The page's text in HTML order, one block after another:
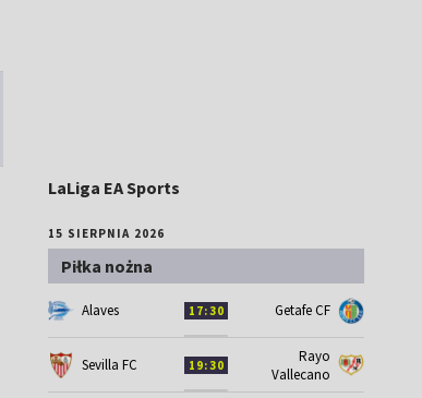
LaLiga EA Sports
15 SIERPNIA 2026
Piłka nożna
Alaves 17:30 Getafe CF
Sevilla FC 19:30
Rayo
Vallecano